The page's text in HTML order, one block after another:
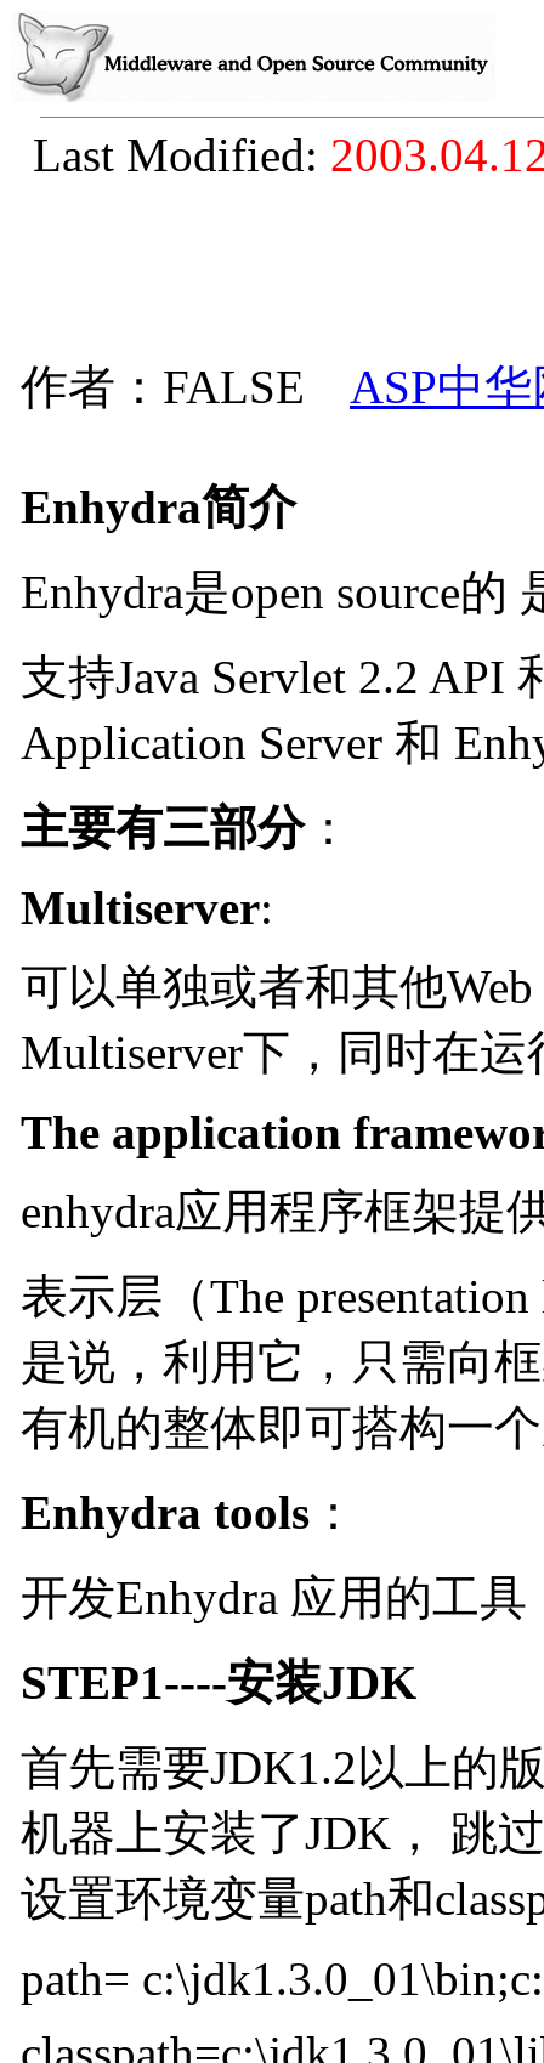
Last Modified:
作者：FALSE ASP中
Enhydra简介
Enhydra是open source
支持Java Servlet 2.2 API
Application Server 和
主要有三部分：
Multiserver:
可以单独或者和其他
Multiserver下，同时在运
The application
enhydra应用程序框架提
表示层（The
是说，利用它，只需向
有机的整体即可搭构
Enhydra tools ：
开发Enhydra 应用的工
STEP1----安装JDK
首先需要JDK1.2以上的
机器上安装了JDK， 跳
设置环境变量path和
path=